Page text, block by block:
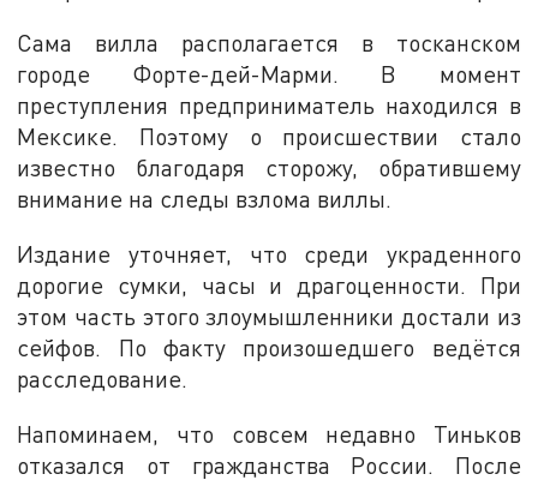
Сама вилла располагается в тосканском
городе Форте-дей-Марми. В момент
преступления предприниматель находился в
Мексике. Поэтому о происшествии стало
известно благодаря сторожу, обратившему
внимание на следы взлома виллы.
Издание уточняет, что среди украденного
дорогие сумки, часы и драгоценности. При
этом часть этого злоумышленники достали из
сейфов. По факту произошедшего ведётся
расследование.
Напоминаем, что совсем недавно Тиньков
отказался от гражданства России. После